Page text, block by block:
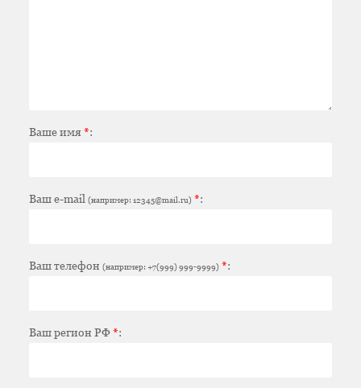
Ваше имя*:
Ваш e-mail (например: 12345@mail.ru) *:
Ваш телефон (например: +7(999) 999-9999) *:
Ваш регион РФ*: